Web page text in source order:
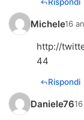
Michele16
http://
44
Rispondi
Daniele76